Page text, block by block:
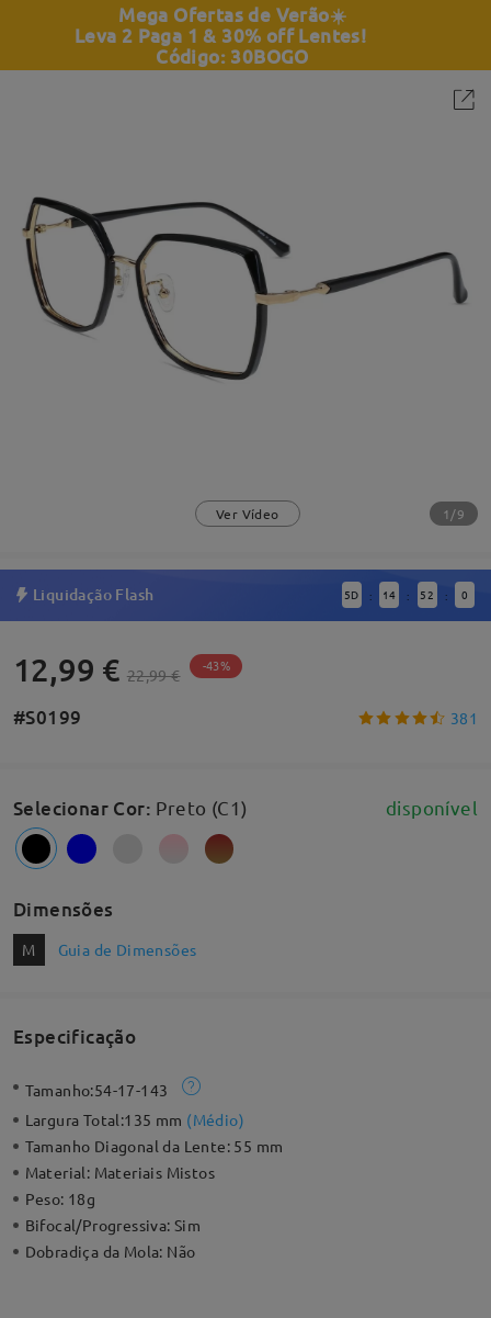
Mega Ofertas de Verão☀️
Leva 2 Paga 1 & 30% off Lentes!
Código: 30BOGO
Ver Vídeo 1/9
Liquidação Flash 5D : 14 : 52 : 0
12,99 € 22,99 € -43%
#S0199 381
Selecionar Cor: Preto (C1) disponível
Dimensões
M Guia de Dimensões
Especificação
Tamanho:54-17-143
Largura Total:135 mm (Médio)
Tamanho Diagonal da Lente: 55 mm
Material: Materiais Mistos
Peso: 18g
Bifocal/Progressiva:Sim
Dobradiça da Mola: Não